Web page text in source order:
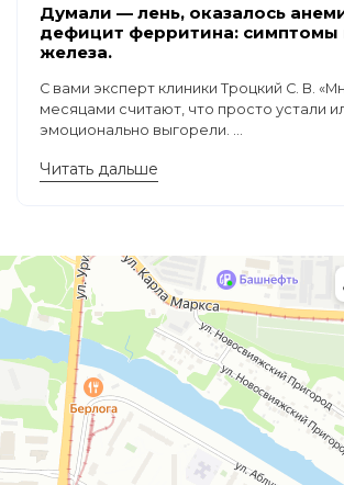
Думали — лень, оказалось
дефицит ферритина: симптомы
железа.
С вами эксперт клиники Троцкий С. В.
месяцами считают, что просто устали
эмоционально выгорели. ...
Читать дальше